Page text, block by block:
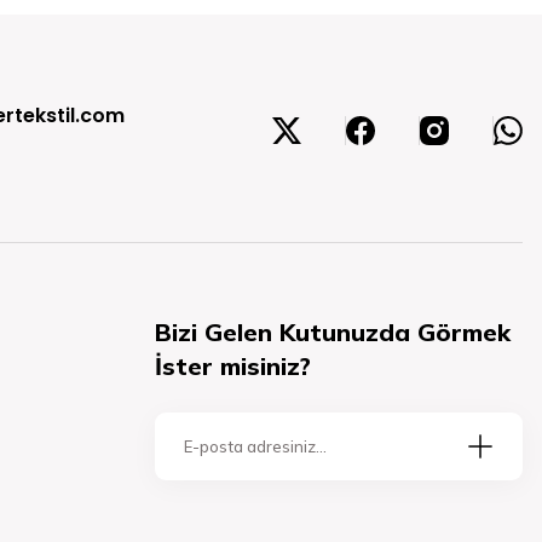
Bizi Gelen Kutunuzda Görmek
İster misiniz?